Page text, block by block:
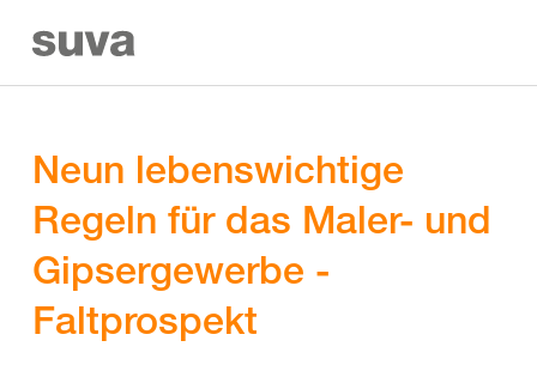
Neun lebenswichtige
Regeln für das Maler- und
Gipsergewerbe -
Faltprospekt